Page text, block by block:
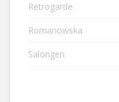
Retrogarde
Romanowska
Salongen